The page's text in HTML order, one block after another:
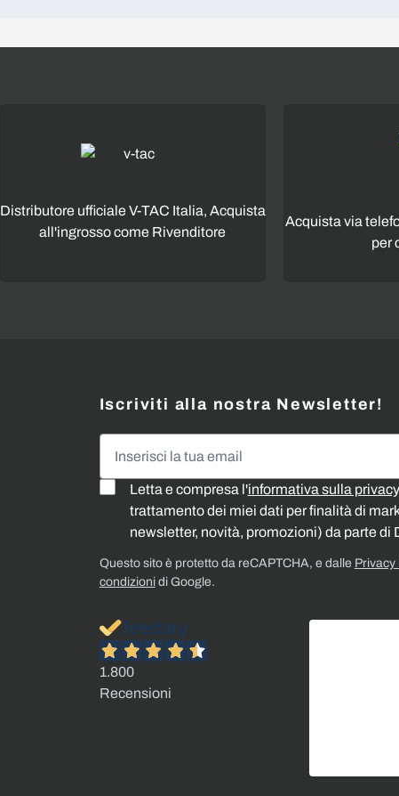
Distributore ufficiale V-TAC Italia, Acquista
all'ingrosso come Rivenditore
Acquista via
per
Iscriviti alla nostra Newsletter!
Letta e compresa l'informativa sulla privacy
trattamento dei miei dati per finalità di
newsletter, novità, promozioni) da parte di
Questo sito è protetto da reCAPTCHA, e dalle Privacy
condizionidi Google.
1.800
Recensioni